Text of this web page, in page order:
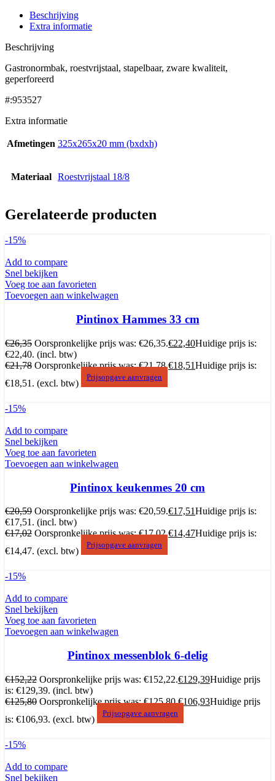
Beschrijving
Extra informatie
Beschrijving
Gastronormbak, roestvrijstaal, stapelbaar, zware kwaliteit,
geperforeerd
#:953527
Extra informatie
Afmetingen 325x265x20 mm (bxdxh)
Materiaal Roestvrijstaal 18/8
Gerelateerde producten
-15%
Add to compare
Snel bekijken
Voeg toe aan favorieten
Toevoegen aan winkelwagen
Pintinox Hammes 33 cm
€26,35 Oorspronkelijke prijs was: €26,35.€22,40Huidige prijs is:
€22,40. (incl. btw)
€21,78 Oorspronkelijke prijs was: €21,78.€18,51Huidige prijs is:
€18,51. (excl. btw)
Prijsopgave aanvragen
-15%
Add to compare
Snel bekijken
Voeg toe aan favorieten
Toevoegen aan winkelwagen
Pintinox keukenmes 20 cm
€20,59 Oorspronkelijke prijs was: €20,59.€17,51Huidige prijs is:
€17,51. (incl. btw)
€17,02 Oorspronkelijke prijs was: €17,02.€14,47Huidige prijs is:
€14,47. (excl. btw)
Prijsopgave aanvragen
-15%
Add to compare
Snel bekijken
Voeg toe aan favorieten
Toevoegen aan winkelwagen
Pintinox messenblok 6-delig
€152,22 Oorspronkelijke prijs was: €152,22.€129,39Huidige prijs
is: €129,39. (incl. btw)
€125,80 Oorspronkelijke prijs was: €125,80.€106,93Huidige prijs
is: €106,93. (excl. btw)
Prijsopgave aanvragen
-15%
Add to compare
Snel bekijken